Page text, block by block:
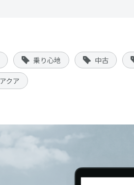
乗り心地 中古
アクア